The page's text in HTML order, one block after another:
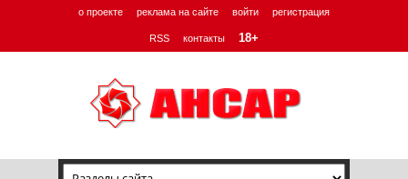
о проекте реклама на сайте войти регистрация
RSS контакты 18+